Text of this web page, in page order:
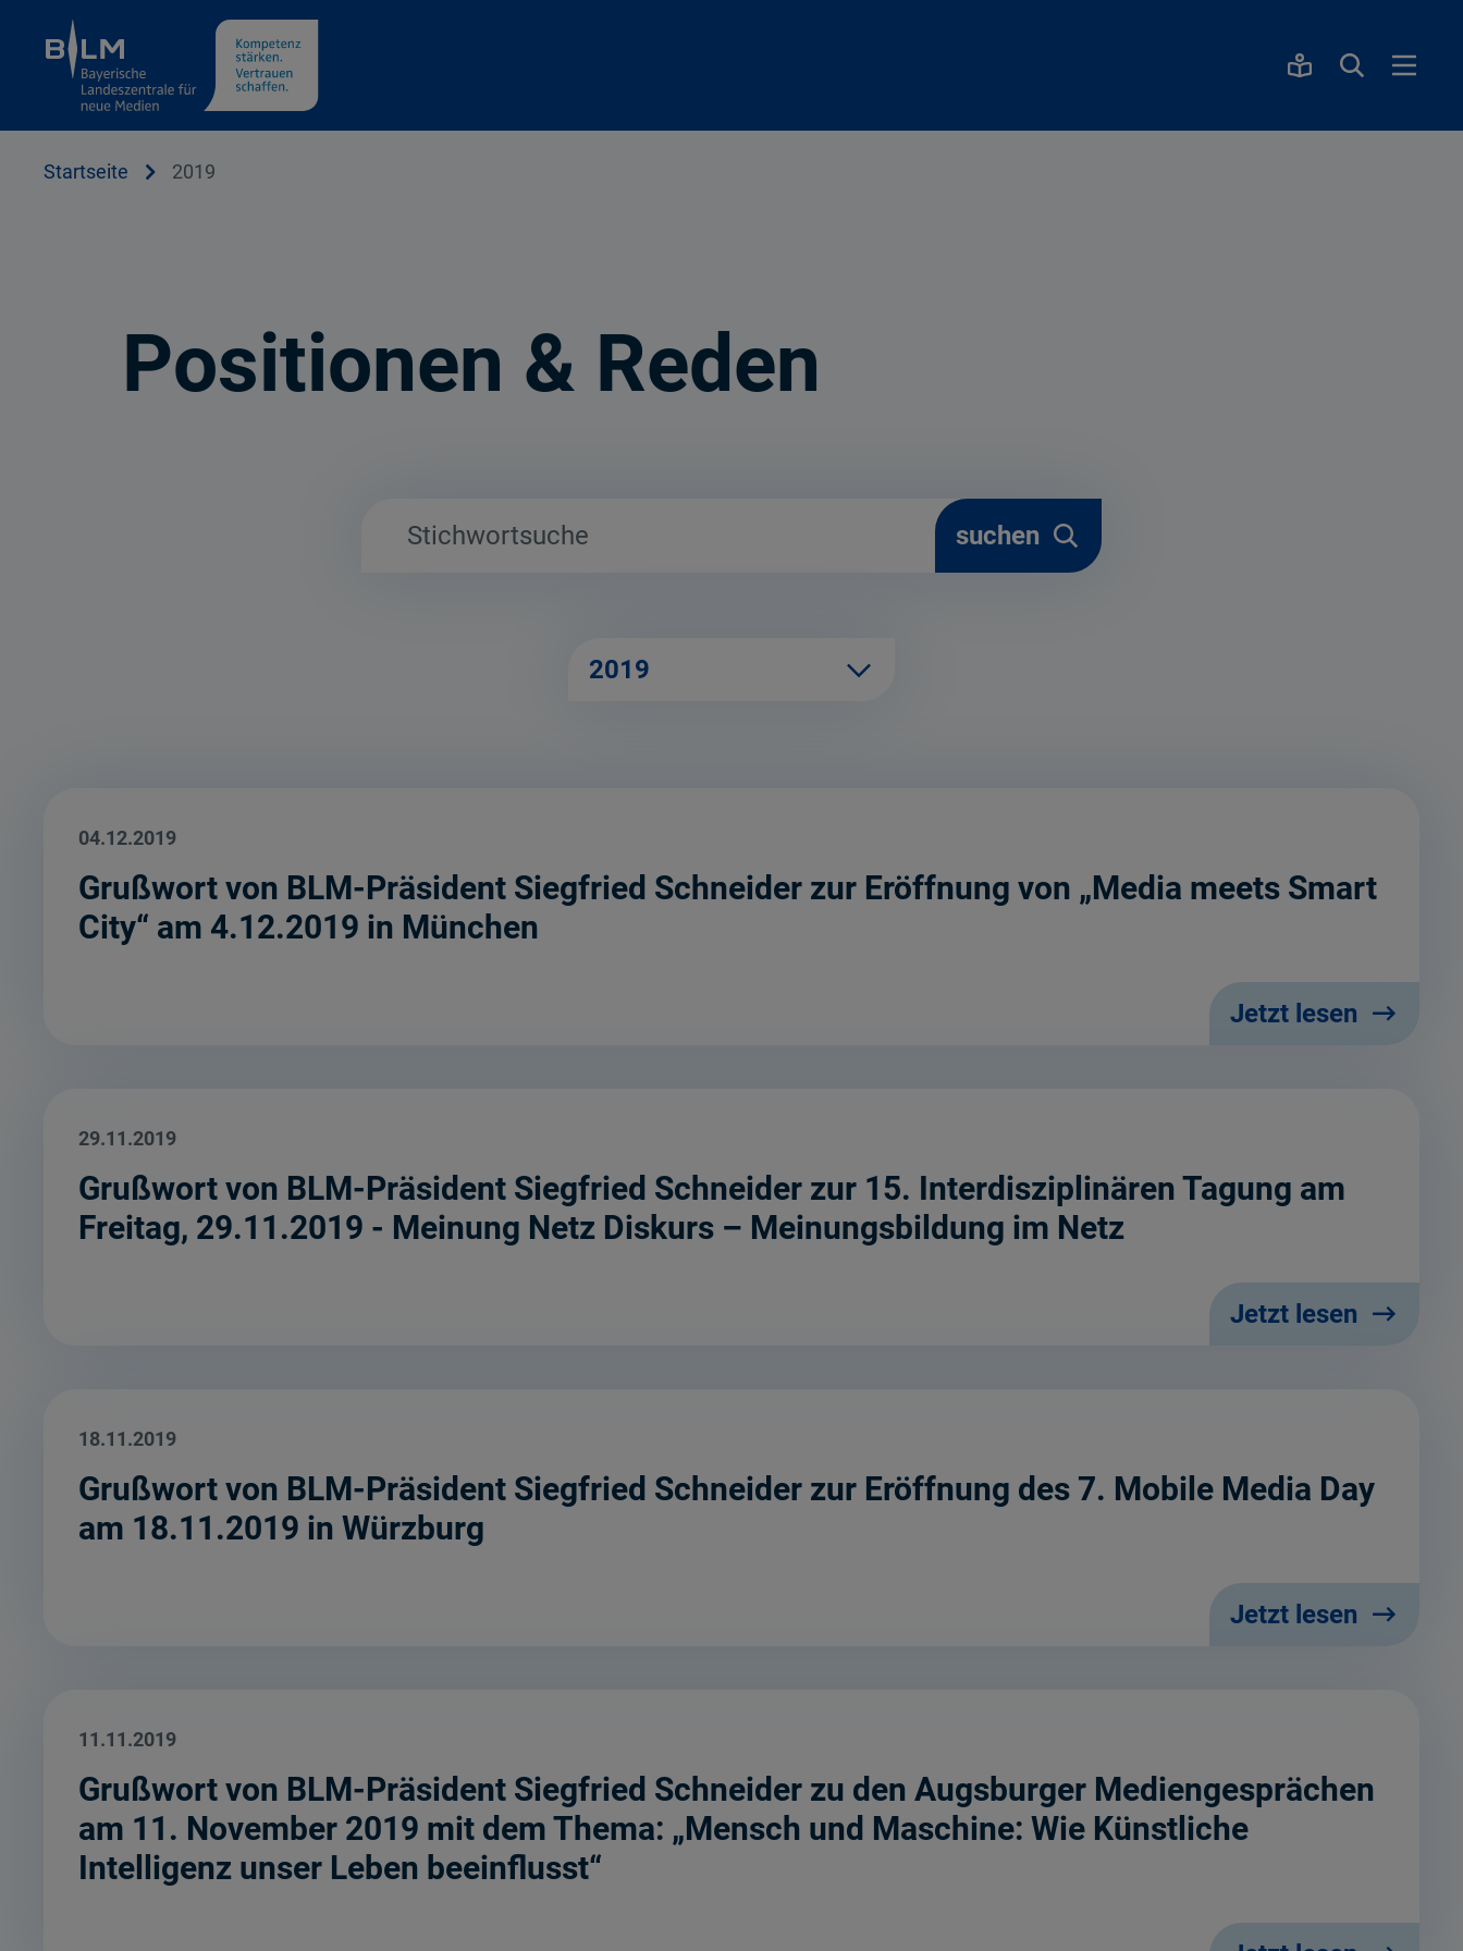
Cookie Hinweis
Startseite 2019
Positionen & Reden
suchen
2019
04.12.2019
Grußwort von BLM-Präsident Siegfried Schneider zur Eröffnung von „Media meets Smart
City“ am 4.12.2019 in München
Jetzt lesen
29.11.2019
Grußwort von BLM-Präsident Siegfried Schneider zur 15. Interdisziplinären Tagung am
Freitag, 29.11.2019 - Meinung Netz Diskurs – Meinungsbildung im Netz
Jetzt lesen
18.11.2019
Grußwort von BLM-Präsident Siegfried Schneider zur Eröffnung des 7. Mobile Media Day
am 18.11.2019 in Würzburg
Jetzt lesen
11.11.2019
Grußwort von BLM-Präsident Siegfried Schneider zu den Augsburger Mediengesprächen
am 11. November 2019 mit dem Thema: „Mensch und Maschine: Wie Künstliche
Intelligenz unser Leben beeinflusst“